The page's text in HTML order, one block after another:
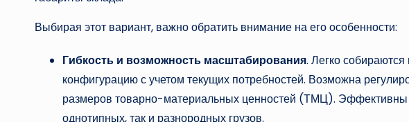
Выбирая этот вариант, важно обратить внимание на его особенности:
Гибкость и возможность масштабирования. Легко
конфигурацию с учетом текущих потребностей. Возможна
размеров товарно-материальных ценностей (ТМЦ). Эффективны
однотипных, так и разнородных грузов.